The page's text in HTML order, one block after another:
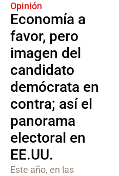
Opinión
Economía a
favor, pero
imagen del
candidato
demócrata en
contra; así el
panorama
electoral en
EE.UU.
Este año, en las